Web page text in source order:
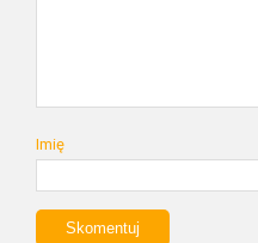
Imię